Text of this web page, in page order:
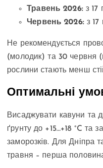
Травень 2026:з 17
Червень 2026:з 17
Не рекомендується
(молодик) та 30 червня
рослини стають менш
Оптимальні
Висаджувати кавуни та
ґрунту до +15…+18 °C та
заморозків. Для Дніпра
травня – перша